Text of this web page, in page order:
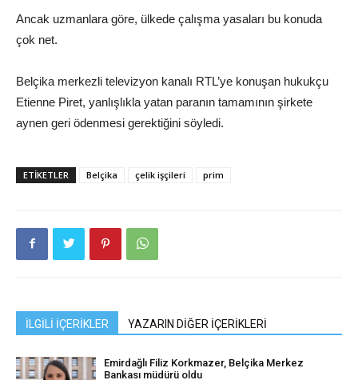
Ancak uzmanlara göre, ülkede çalışma yasaları bu konuda
çok net.
Belçika merkezli televizyon kanalı RTL’ye konuşan hukukçu
Etienne Piret, yanlışlıkla yatan paranın tamamının şirkete
aynen geri ödenmesi gerektiğini söyledi.
ETIKETLER Belçika çelik işçileri prim
İLGİLİ İÇERİKLER YAZARIN DİĞER İÇERİKLERİ
Emirdağlı Filiz Korkmazer, Belçika Merkez
Bankası müdürü oldu